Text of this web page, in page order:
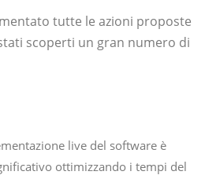
tutte le azioni proposte
scoperti un gran numero di
live del software è
ottimizzando i tempi del